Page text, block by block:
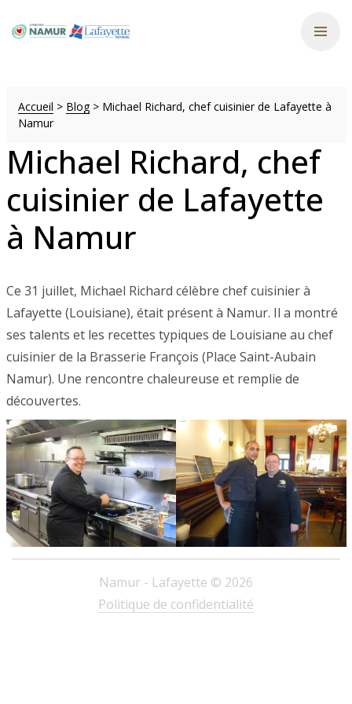
Accueil > Blog> Michael Richard, chef cuisinier de Lafayette à
Namur
Michael Richard, chef
cuisinier de Lafayette
à Namur
Ce 31 juillet, Michael Richard célèbre chef cuisinier à
Lafayette (Louisiane), était présent à Namur. Il a montré
ses talents et les recettes typiques de Louisiane au chef
cuisinier de la Brasserie François (Place Saint-Aubain
Namur). Une rencontre chaleureuse et remplie de
découvertes.
Namur - Lafayette © 2026
Politique de confidentialité